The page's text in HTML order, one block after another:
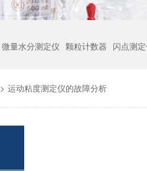
微量水分测定仪 颗粒计数器 闪点测
> 运动粘度测定仪的故障分析